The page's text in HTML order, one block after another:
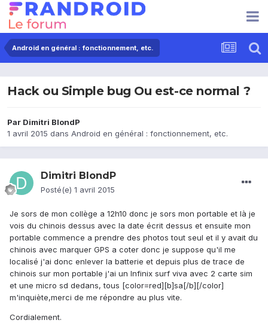
Android en général : fonctionnement, etc.
Hack ou Simple bug Ou est-ce normal ?
Par Dimitri BlondP
1 avril 2015 dans Android en général : fonctionnement, etc.
Dimitri BlondP
Posté(e) 1 avril 2015
Je sors de mon collège a 12h10 donc je sors mon portable et là je
vois du chinois dessus avec la date écrit dessus et ensuite mon
portable commence a prendre des photos tout seul et il y avait du
chinois avec marquer GPS a coter donc je suppose qu'il me
localisé j'ai donc enlever la batterie et depuis plus de trace de
chinois sur mon portable j'ai un Infinix surf viva avec 2 carte sim
et une micro sd dedans, tous [color=red][b]sa[/b][/color]
m'inquiète,merci de me répondre au plus vite.
Cordialement.